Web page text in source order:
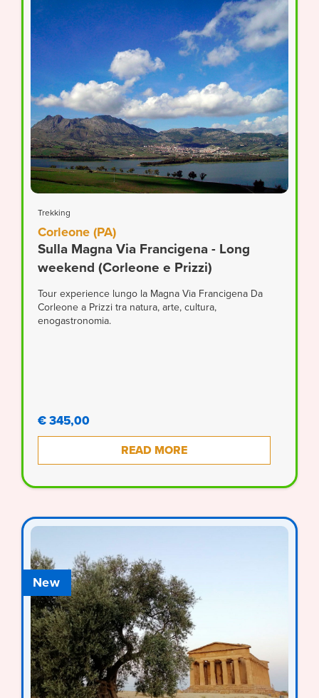
Trekking
Corleone (PA)
Sulla Magna Via Francigena - Long
weekend (Corleone e Prizzi)
Tour experience lungo la Magna Via Francigena Da
Corleone a Prizzi tra natura, arte, cultura,
enogastronomia.
€ 345,00
READ MORE
New